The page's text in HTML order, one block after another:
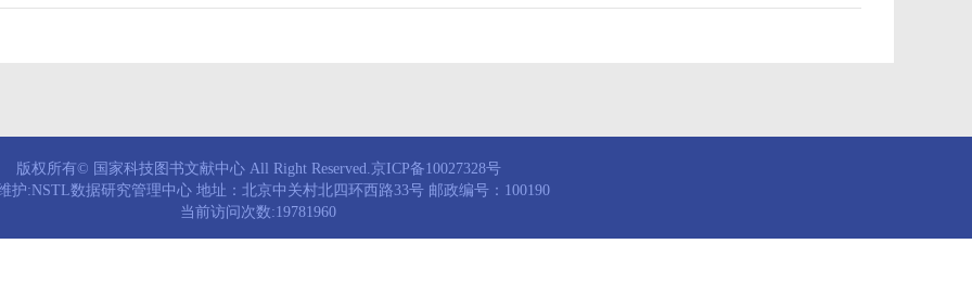
版权所有© 国家科技图书文献中心 All Right Reserved.京ICP备10027328号
护:NSTL数据研究管理中心 地址：北京中关村北四环西路33号 邮政编号：100190
当前访问次数:19781960